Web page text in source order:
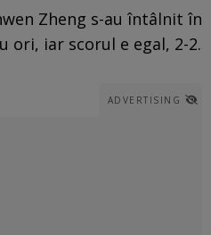
Zheng s-au întâlnit în
ori, iar scorul e egal, 2-2.
ADVERTISING